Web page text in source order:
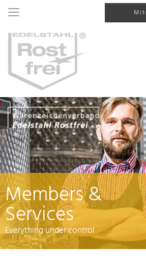
Members &
Services
Everything under control